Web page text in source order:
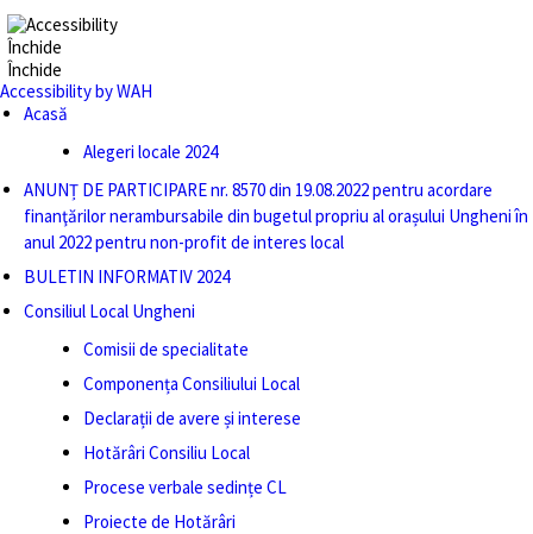
Închide
Închide
Accessibility by WAH
Acasă
Alegeri locale 2024
ANUNȚ DE PARTICIPARE nr. 8570 din 19.08.2022 pentru acordare
finanţărilor nerambursabile din bugetul propriu al orașului Ungheni în
anul 2022 pentru non-profit de interes local
BULETIN INFORMATIV 2024
Consiliul Local Ungheni
Comisii de specialitate
Componența Consiliului Local
Declarații de avere și interese
Hotărâri Consiliu Local
Procese verbale sedințe CL
Proiecte de Hotărâri